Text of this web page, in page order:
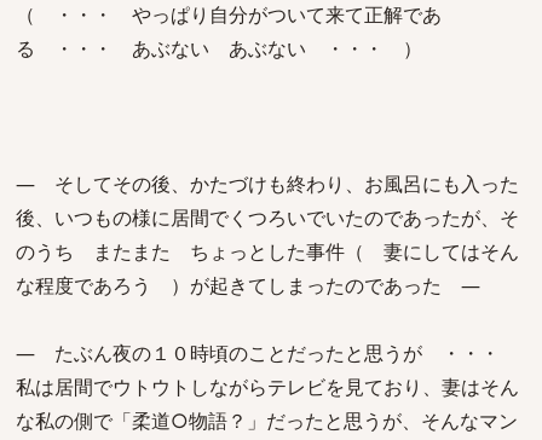
（ ・・・ やっぱり自分がついて来て正解であ
る ・・・ あぶない あぶない ・・・ ）
― そしてその後、かたづけも終わり、お風呂にも入った
後、いつもの様に居間でくつろいでいたのであったが、そ
のうち またまた ちょっとした事件（ 妻にしてはそん
な程度であろう ）が起きてしまったのであった ―
― たぶん夜の１０時頃のことだったと思うが ・・・
私は居間でウトウトしながらテレビを見ており、妻はそん
な私の側で「柔道○物語？」だったと思うが、そんなマン